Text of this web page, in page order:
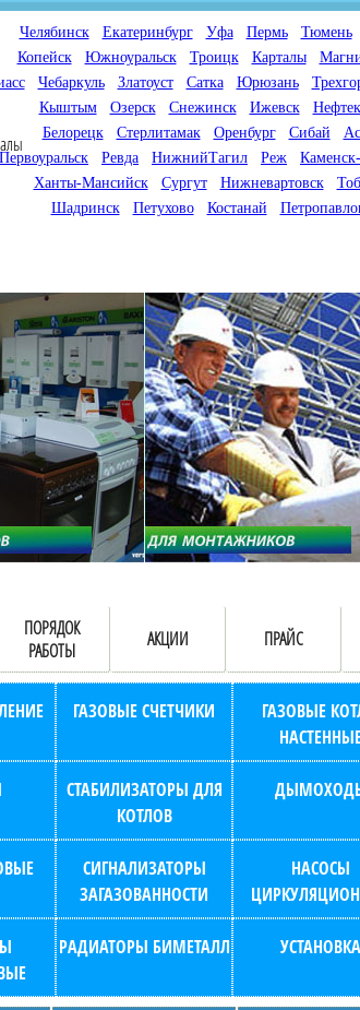
Челябинск Екатеринбург Уфа Пермь Тюмень
Копейск
Южноуральск Троицк Карталы
Чебаркуль Златоуст Сатка Юрюзань
Кыштым
Озерск Снежинск Ижевск
Белорецк
Стерлитамак Оренбург Сибай
Первоуральск
Ревда НижнийТагил Реж
Ханты-Мансийск
Сургут Нижневартовск
Шадринск
Петухово Костанай
котлы
счетчики
по городам
Мы специализируемся на
снабжении магазинов
газового оборудования.
Предлагаем полный
ассортимент товара для
открытия магазина
оборудования в Вашем
городе. Мы знаем что будет
продаваться.
ПОРЯДОК
РАБОТЫ
АКЦИИ ПРАЙС
ГАЗОВЫЕ СЧЕТЧИКИ
ГАЗОВЫЕ
СТАБИЛИЗАТОРЫ ДЛЯ
КОТЛОВ
СИГНАЛИЗАТОРЫ
ЗАГАЗОВАННОСТИ
НАСОСЫ
РАДИАТОРЫ БИМЕТАЛЛ УСТАНОВКА